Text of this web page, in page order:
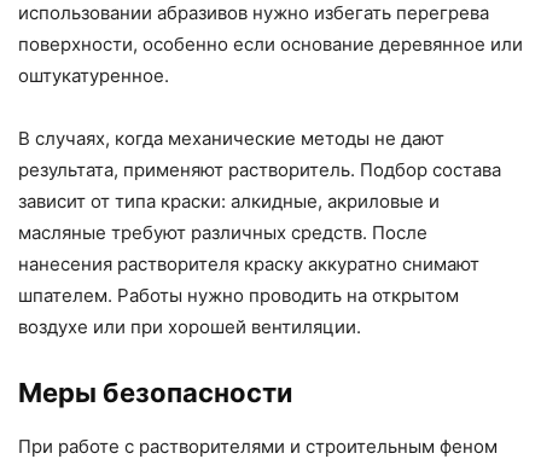
использовании абразивов нужно избегать перегрева
поверхности, особенно если основание деревянное или
оштукатуренное.
В случаях, когда механические методы не дают
результата, применяют растворитель. Подбор состава
зависит от типа краски: алкидные, акриловые и
масляные требуют различных средств. После
нанесения растворителя краску аккуратно снимают
шпателем. Работы нужно проводить на открытом
воздухе или при хорошей вентиляции.
Меры безопасности
При работе с растворителями и строительным феном